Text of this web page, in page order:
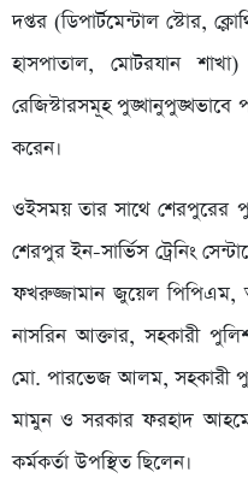
দপ্তর (ডিপার্টমেন্টাল স্টোর,
হাসপাতাল, মোটরযান
রেজিস্টারসমূহ পুঙ্খানুপুঙ্খভাবে
করেন।
ওইসময় তার সাথে
শেরপুর ইন-সার্ভিস ট্রেনিং
ফখরুজ্জামান জুয়েল পিপিএম,
নাসরিন আক্তার, সহকারী
মো. পারভেজ আলম, সহকারী
মামুন ও সরকার ফরহাদ
কর্মকর্তা উপস্থিত ছিলেন।